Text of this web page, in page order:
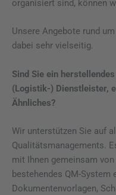
organisiert sind, können
Unsere Angebote rund
dabei sehr vielseitig.
Sind Sie ein
(Logistik-) Dienstleister,
Ähnliches?
Wir unterstützen Sie auf
Qualitätsmanagements.
mit Ihnen gemeinsam
bestehendes QM-System
Dokumentenvorlagen,